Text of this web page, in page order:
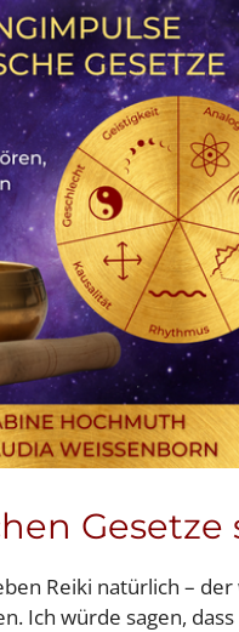
Reiki natürlich –
Ich würde sagen,